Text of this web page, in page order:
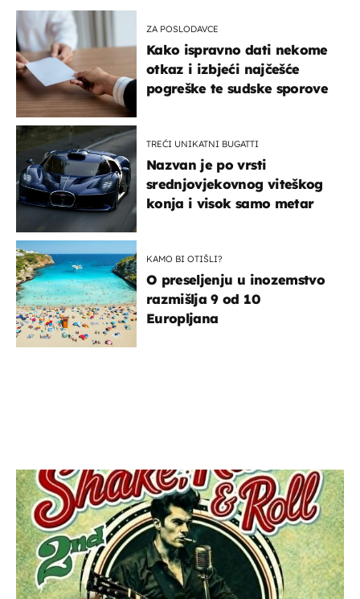
ZA POSLODAVCE
Kako ispravno dati nekome
otkaz i izbjeći najčešće
pogreške te sudske sporove
TREĆI UNIKATNI BUGATTI
Nazvan je po vrsti
srednjovjekovnog viteškog
konja i visok samo metar
KAMO BI OTIŠLI?
O preseljenju u inozemstvo
razmišlja 9 od 10
Europljana